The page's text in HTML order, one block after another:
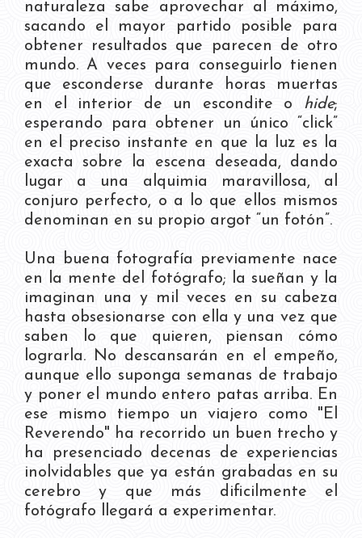
naturaleza sabe aprovechar al máximo,
sacando el mayor partido posible para
obtener resultados que parecen de otro
mundo. A veces para conseguirlo tienen
que esconderse durante horas muertas
en el interior de un escondite o hide;
esperando para obtener un único “click”
en el preciso instante en que la luz es la
exacta sobre la escena deseada, dando
lugar a una alquimia maravillosa, al
conjuro perfecto, o a lo que ellos mismos
denominan en su propio argot “un fotón”.
Una buena fotografía previamente nace
en la mente del fotógrafo; la sueñan y la
imaginan una y mil veces en su cabeza
hasta obsesionarse con ella y una vez que
saben lo que quieren, piensan cómo
lograrla. No descansarán en el empeño,
aunque ello suponga semanas de trabajo
y poner el mundo entero patas arriba. En
ese mismo tiempo un viajero como "El
Reverendo" ha recorrido un buen trecho y
ha presenciado decenas de experiencias
inolvidables que ya están grabadas en su
cerebro y que más dificilmente el
fotógrafo llegará a experimentar.